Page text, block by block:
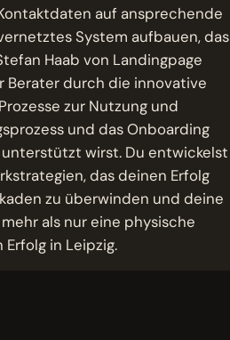
auf ansprechende
System aufbauen, das
Haab von Landingpage
Berater durch die innovative
zur Nutzung und
und das Onboarding
wirst. Du entwickelst
das deinen Erfolg
zu überwinden und deine
als nur eine physische
in Leipzig.